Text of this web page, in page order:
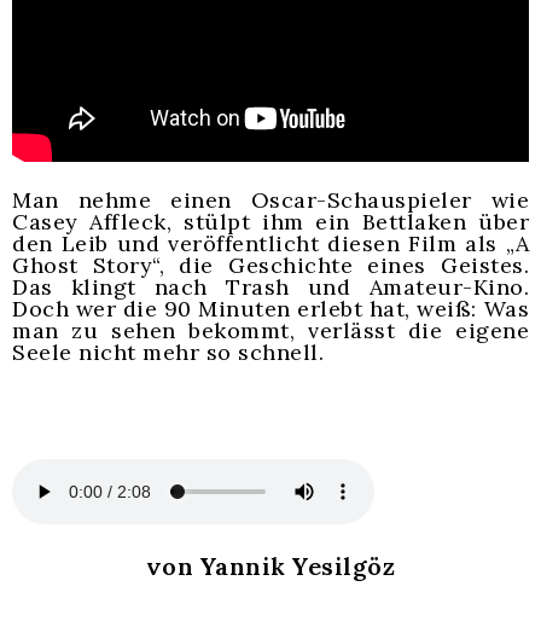
Man nehme einen Oscar-Schauspieler wie
Casey Affleck, stülpt ihm ein Bettlaken über
den Leib und veröffentlicht diesen Film als „A
Ghost Story“, die Geschichte eines Geistes.
Das klingt nach Trash und Amateur-Kino.
Doch wer die 90 Minuten erlebt hat, weiß: Was
man zu sehen bekommt, verlässt die eigene
Seele nicht mehr so schnell.
von Yannik Yesilgöz